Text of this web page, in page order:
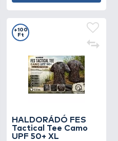
HALDORÁDÓ FES
Tactical Tee Camo
UPF 50+ XL
+100
Ft